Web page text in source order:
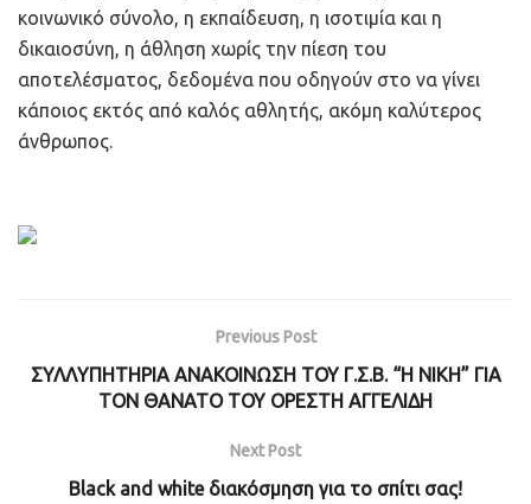
κοινωνικό σύνολο, η εκπαίδευση, η ισοτιμία και η
δικαιοσύνη, η άθληση χωρίς την πίεση του
αποτελέσματος, δεδομένα που οδηγούν στο να γίνει
κάποιος εκτός από καλός αθλητής, ακόμη καλύτερος
άνθρωπος.
Previous Post
ΣΥΛΛΥΠΗΤΗΡΙΑ ΑΝΑΚΟΙΝΩΣΗ ΤΟΥ Γ.Σ.Β. “Η ΝΙΚΗ” ΓΙΑ
ΤΟΝ ΘΑΝΑΤΟ ΤΟΥ ΟΡΕΣΤΗ ΑΓΓΕΛΙΔΗ
Next Post
Black and white διακόσμηση για το σπίτι σας!